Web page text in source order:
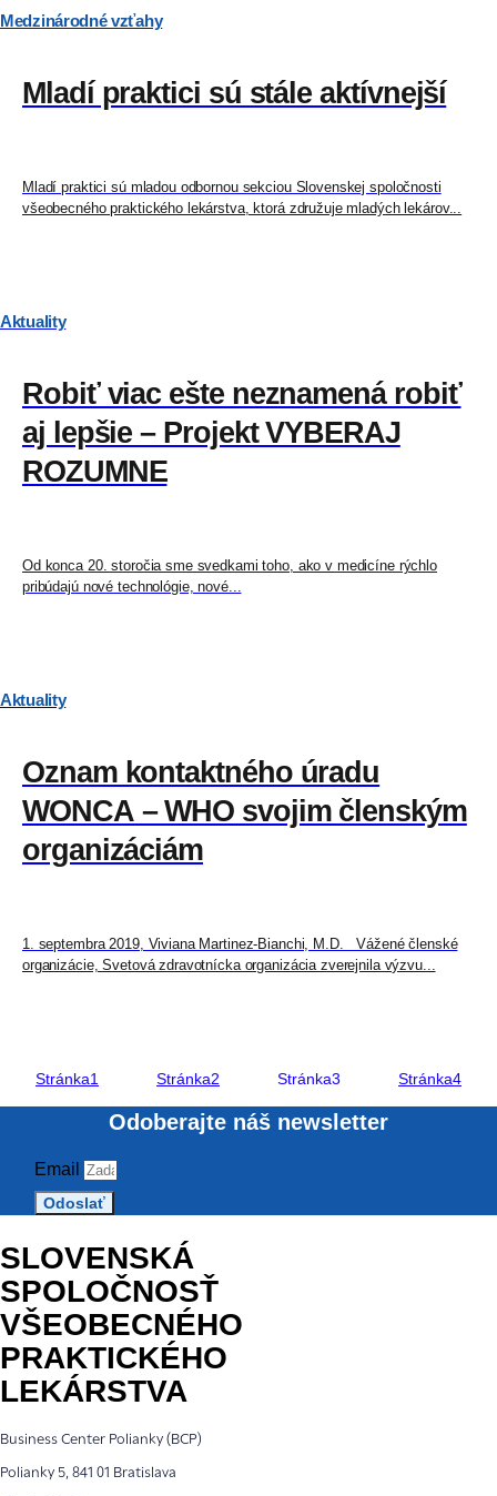
Medzinárodné vzťahy
Mladí praktici sú stále aktívnejší
Mladí praktici sú mladou odbornou sekciou Slovenskej spoločnosti
všeobecného praktického lekárstva, ktorá združuje mladých lekárov...
Aktuality
Robiť viac ešte neznamená robiť
aj lepšie – Projekt VYBERAJ
ROZUMNE
Od konca 20. storočia sme svedkami toho, ako v medicíne rýchlo
pribúdajú nové technológie, nové...
Aktuality
Oznam kontaktného úradu
WONCA – WHO svojim členským
organizáciám
1. septembra 2019, Viviana Martinez-Bianchi, M.D. Vážené členské
organizácie, Svetová zdravotnícka organizácia zverejnila výzvu...
Stránka1 Stránka2 Stránka3 Stránka4
Odoberajte náš newsletter
Email
Odoslať
SLOVENSKÁ
SPOLOČNOSŤ
VŠEOBECNÉHO
PRAKTICKÉHO
LEKÁRSTVA
Business Center Polianky (BCP)
Polianky 5, 841 01 Bratislava